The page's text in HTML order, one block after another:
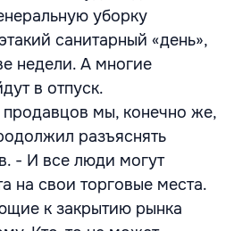
уборку
санитарный «день»,
недели. А многие
в отпуск.
мы, конечно же,
разъяснять
- И все люди могут
на свои торговые места.
к закрытию рынка